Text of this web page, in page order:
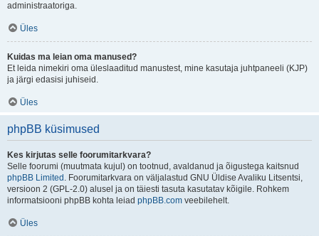
administraatoriga.
Üles
Kuidas ma leian oma manused?
Et leida nimekiri oma üleslaaditud manustest, mine kasutaja juhtpaneeli (KJP)
ja järgi edasisi juhiseid.
Üles
phpBB küsimused
Kes kirjutas selle foorumitarkvara?
Selle foorumi (muutmata kujul) on tootnud, avaldanud ja õigustega kaitsnud
phpBB Limited . Foorumitarkvara on väljalastud GNU Üldise Avaliku Litsentsi,
versioon 2 (GPL-2.0) alusel ja on täiesti tasuta kasutatav kõigile. Rohkem
informatsiooni phpBB kohta leiad phpBB.com veebilehelt.
Üles